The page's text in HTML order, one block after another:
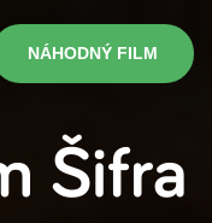
NÁHODNÝ FILM
Šifra